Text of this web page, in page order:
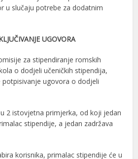
u slučaju potrebe za dodatnim
UGOVORA
za stipendiranje romskih
o dodjeli učeničkih stipendija,
ugovora o dodjeli
2 istovjetna primjerka, od koji jedan
stipendije, a jedan zadržava
korisnika, primalac stipendije će u